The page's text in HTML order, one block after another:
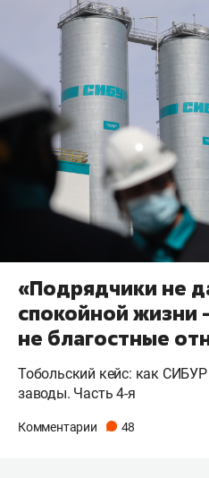
«Подрядчики не
спокойной жизни
не благостные
Тобольский кейс: как
заводы. Часть 4-я
Комментарии 48